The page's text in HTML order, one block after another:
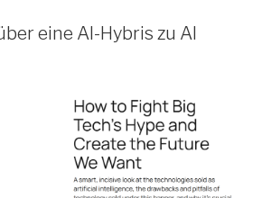
eine AI-Hybris zu AI